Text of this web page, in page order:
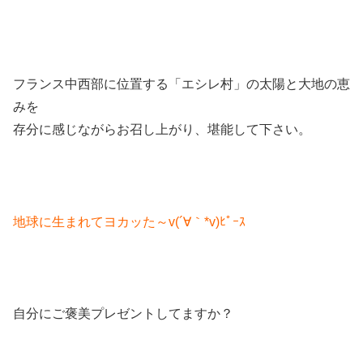
フランス中西部に位置する「エシレ村」の太陽と大地の恵
みを
存分に感じながらお召し上がり、堪能して下さい。
地球に生まれてヨカッた～v(´∀｀*v)ﾋﾟｰｽ
自分にご褒美プレゼントしてますか？